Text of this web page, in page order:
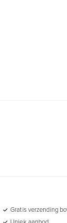
Gratis verzending